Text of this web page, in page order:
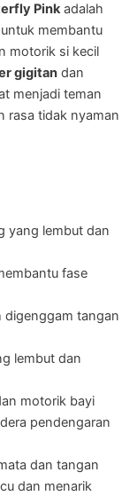
Pinkadalah
membantu
motorik si kecil
gigitan dan
menjadi teman
rasa tidak nyaman
yang lembut dan
fase
digenggam tangan
lembut dan
motorik bayi
pendengaran
dan tangan
dan menarik